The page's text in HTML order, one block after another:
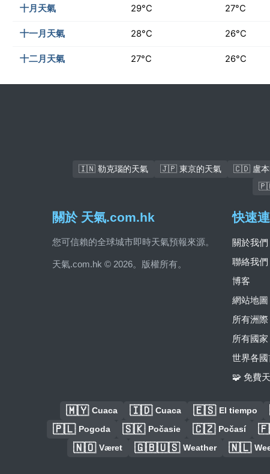
十月天氣 29°C 27°C
十一月天氣 28°C 26°C
十二月天氣 27°C 26°C
🇮🇳 勒克瑙的天氣 🇯🇵 東京的天氣 🇨🇩 盧本
關於 天氣.com.hk
您可信賴的全球城市即時天氣預報來源。
天氣.com.hk © 2026。版權所有。
快速
關於我們
聯絡我們
博客
網站地圖
所有洲際
所有國家
世界各
🧩 免費
🇲🇾 Cuaca 🇮🇩 Cuaca 🇪🇸 El tiempo
🇵🇱 Pogoda 🇸🇰 Počasie 🇨🇿 Počasí
🇳🇴 Været 🇬🇧🇺🇸 Weather 🇳🇱